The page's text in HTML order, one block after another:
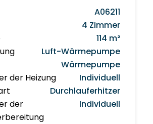
A06211
4 Zimmer
114 m²
Luft-Wärmepumpe
Wärmepumpe
der Heizung
Individuell
Durchlauferhitzer
der
Individuell